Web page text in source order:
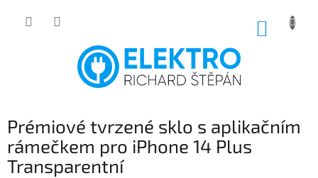
Prémiové tvrzené sklo s aplikačním
rámečkem pro iPhone 14 Plus
Transparentní